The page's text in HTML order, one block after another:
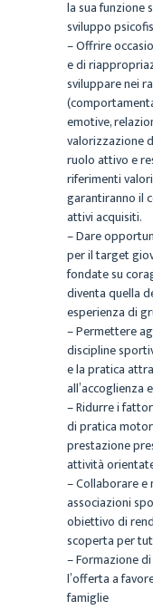
la sua funzione
sviluppo
– Offrire
e di
sviluppare nei
emotive,
valorizzazione
ruolo attivo e
riferimenti
garantiranno il
attivi acquisiti.
– Dare
per il target
fondate su
diventa quella
esperienza di
– Permettere
discipline
e la pratica
all’accoglienza
– Ridurre i
di pratica
prestazione
attività
– Collaborare e
associazioni
obiettivo di
scoperta per
– Formazione
l’offerta a
famiglie